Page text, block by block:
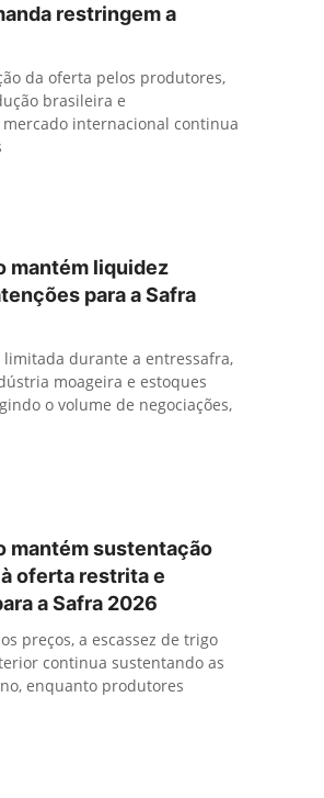
restringem a
da oferta pelos produtores,
brasileira e
internacional continua
mantém liquidez
para a Safra
durante a entressafra,
moageira e estoques
o volume de negociações,
mantém sustentação
oferta restrita e
a Safra 2026
preços, a escassez de trigo
continua sustentando as
enquanto produtores